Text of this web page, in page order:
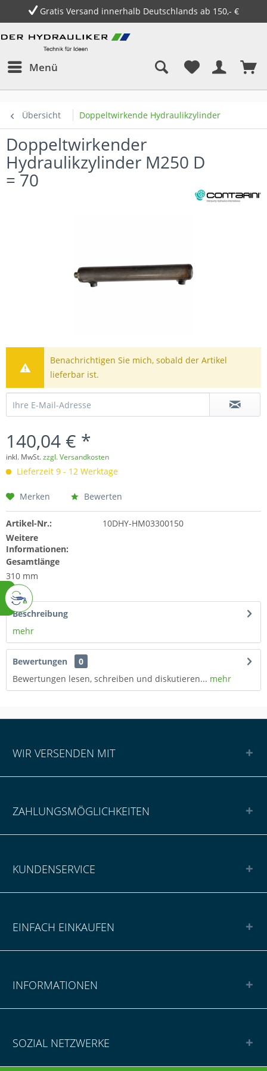
Gratis Versand innerhalb Deutschlands ab 150,- €
Menü
Übersicht Doppeltwirkende Hydraulikzylinder
Doppeltwirkender
Hydraulikzylinder M250 D
= 70
Benachrichtigen Sie mich, sobald der Artikel
lieferbar ist.
140,04 € *
inkl. MwSt.zzgl. Versandkosten
Lieferzeit 9 - 12 Werktage
Merken Bewerten
Artikel-Nr.:
10DHY-HM03300150
Weitere
Informationen:
Gesamtlänge
310 mm
Beschreibung
mehr
Bewertungen
0
Bewertungen lesen, schreiben und diskutieren... mehr
WIR VERSENDEN MIT
ZAHLUNGSMÖGLICHKEITEN
KUNDENSERVICE
EINFACH EINKAUFEN
INFORMATIONEN
SOZIAL NETZWERKE